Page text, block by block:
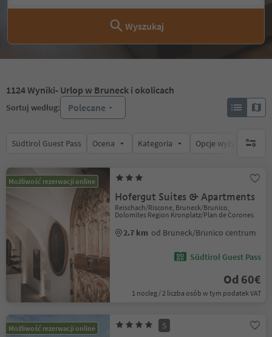
Wyszukaj
1124Wyniki- Urlop w Bruneck i okolicach
Sortuj według: Polecane
Südtirol Guest Pass Ocena Kategoria Opcje wyżywieniabrak
Możliwość rezerwacji online
Hofergut Suites & Apartments
Reischach/Riscone, Bruneck/Brunico,
Dolomites Region Kronplatz/Plan de Corones
2.7 km od Bruneck/Brunico centrum
Südtirol Guest Pass
Od 60€
1 nocleg / 2 liczba osób w tym podatek VAT
Możliwość rezerwacji online S